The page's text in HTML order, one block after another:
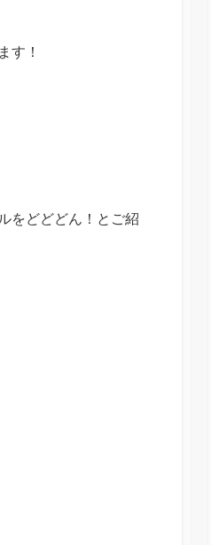
す！
をどどどん！とご紹